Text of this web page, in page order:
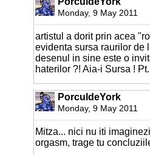
Monday, 9 May 2011
artistul a dorit prin acea
evidenta sursa raurilor de
desenul in sine este o
haterilor ?! Aia-i Sursa !
PorculdeYork
Monday, 9 May 2011
Mitza... nici nu iti
orgasm, trage tu